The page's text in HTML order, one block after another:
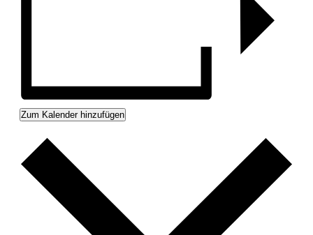
Zum Kalender hinzufügen